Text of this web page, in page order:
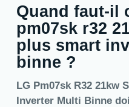
Quand faut-il
pm07sk r32
plus smart
binne ?
LG Pm07sk R32 21kw
Inverter Multi Binne